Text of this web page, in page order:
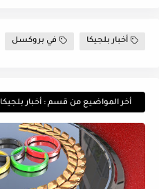
أخبار بلجيكا في بروكسل
أخر المواضيع من قسم : أخبار بلجيكا